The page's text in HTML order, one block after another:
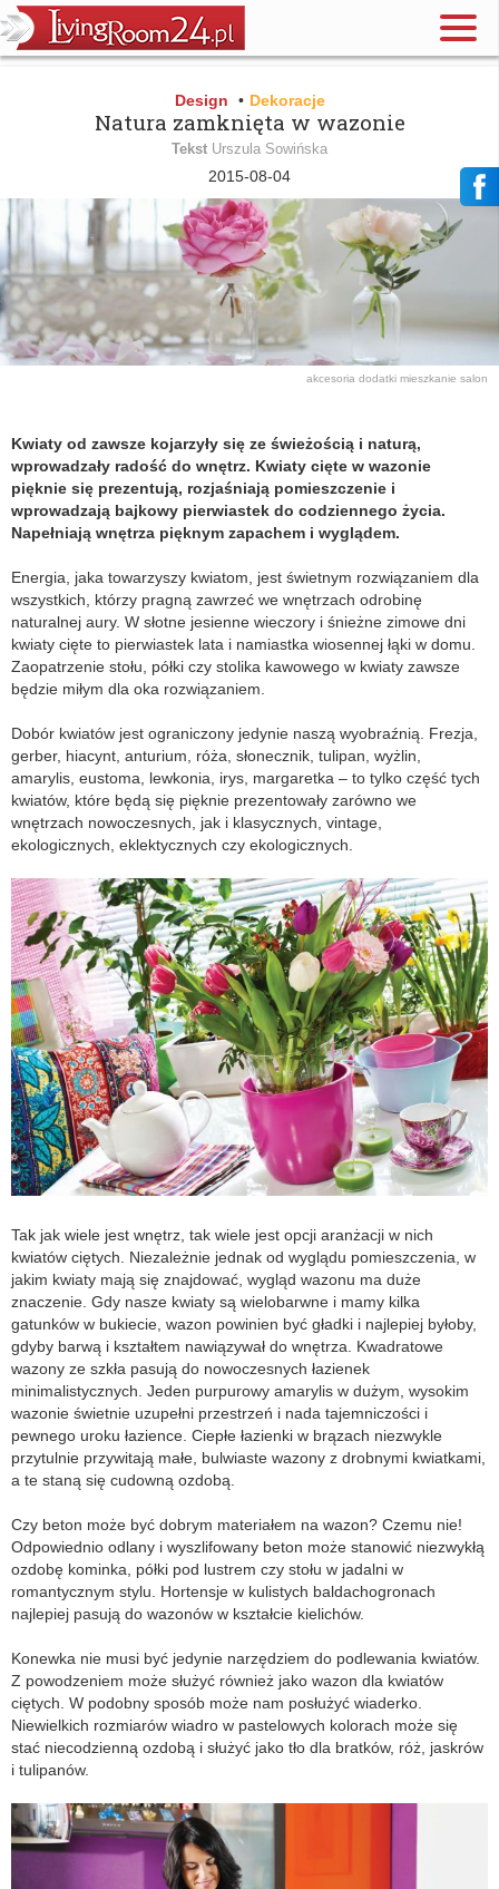
Design • Dekoracje
Natura zamknięta w wazonie
Tekst Urszula Sowińska
2015-08-04
akcesoria dodatki mieszkanie salon
Kwiaty od zawsze kojarzyły się ze świeżością i naturą,
wprowadzały radość do wnętrz. Kwiaty cięte w wazonie
pięknie się prezentują, rozjaśniają pomieszczenie i
wprowadzają bajkowy pierwiastek do codziennego życia.
Napełniają wnętrza pięknym zapachem i wyglądem.
Energia, jaka towarzyszy kwiatom, jest świetnym rozwiązaniem dla
wszystkich, którzy pragną zawrzeć we wnętrzach odrobinę
naturalnej aury. W słotne jesienne wieczory i śnieżne zimowe dni
kwiaty cięte to pierwiastek lata i namiastka wiosennej łąki w domu.
Zaopatrzenie stołu, półki czy stolika kawowego w kwiaty zawsze
będzie miłym dla oka rozwiązaniem.
Dobór kwiatów jest ograniczony jedynie naszą wyobraźnią. Frezja,
gerber, hiacynt, anturium, róża, słonecznik, tulipan, wyżlin,
amarylis, eustoma, lewkonia, irys, margaretka – to tylko część tych
kwiatów, które będą się pięknie prezentowały zarówno we
wnętrzach nowoczesnych, jak i klasycznych, vintage,
ekologicznych, eklektycznych czy ekologicznych.
Tak jak wiele jest wnętrz, tak wiele jest opcji aranżacji w nich
kwiatów ciętych. Niezależnie jednak od wyglądu pomieszczenia, w
jakim kwiaty mają się znajdować, wygląd wazonu ma duże
znaczenie. Gdy nasze kwiaty są wielobarwne i mamy kilka
gatunków w bukiecie, wazon powinien być gładki i najlepiej byłoby,
gdyby barwą i kształtem nawiązywał do wnętrza. Kwadratowe
wazony ze szkła pasują do nowoczesnych łazienek
minimalistycznych. Jeden purpurowy amarylis w dużym, wysokim
wazonie świetnie uzupełni przestrzeń i nada tajemniczości i
pewnego uroku łazience. Ciepłe łazienki w brązach niezwykle
przytulnie przywitają małe, bulwiaste wazony z drobnymi kwiatkami,
a te staną się cudowną ozdobą.
Czy beton może być dobrym materiałem na wazon? Czemu nie!
Odpowiednio odlany i wyszlifowany beton może stanowić niezwykłą
ozdobę kominka, półki pod lustrem czy stołu w jadalni w
romantycznym stylu. Hortensje w kulistych baldachogronach
najlepiej pasują do wazonów w kształcie kielichów.
Konewka nie musi być jedynie narzędziem do podlewania kwiatów.
Z powodzeniem może służyć również jako wazon dla kwiatów
ciętych. W podobny sposób może nam posłużyć wiaderko.
Niewielkich rozmiarów wiadro w pastelowych kolorach może się
stać niecodzienną ozdobą i służyć jako tło dla bratków, róż, jaskrów
i tulipanów.